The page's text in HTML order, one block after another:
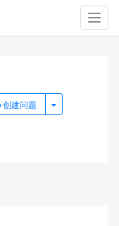
创建问题